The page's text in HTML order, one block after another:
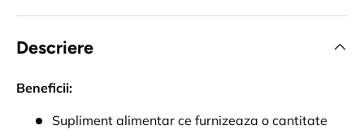
Descriere
Beneficii:
Supliment alimentar ce furnizeaza o cantitate